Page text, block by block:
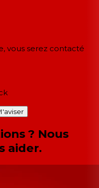
vous serez contacté
? Nous
aider.